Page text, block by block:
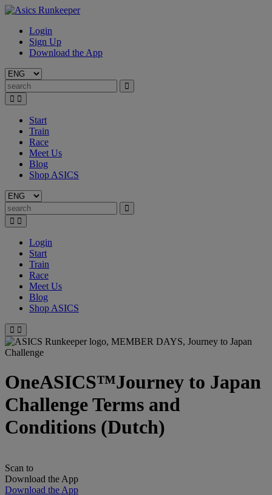
Login
Sign Up
Download the App
Start
Train
Race
Meet Us
Blog
Shop ASICS
Login
Start
Train
Race
Meet Us
Blog
Shop ASICS
OneASICS™Journey to Japan
Challenge Terms and
Conditions (Dutch)
Scan to
Download the App
Download the App